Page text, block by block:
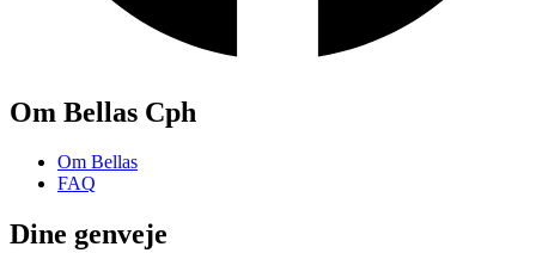
Om Bellas Cph
Om Bellas
FAQ
Dine genveje